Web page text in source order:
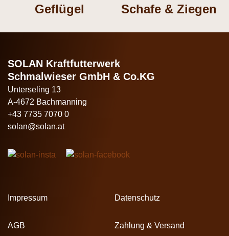
Geflügel Schafe & Ziegen
SOLAN Kraftfutterwerk
Schmalwieser GmbH & Co.KG
Unterseling 13
A-4672 Bachmanning
+43 7735 7070 0
solan@solan.at
Impressum Datenschutz
AGB Zahlung & Versand